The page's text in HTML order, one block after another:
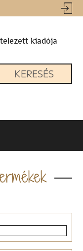
kiadója
KERESÉS